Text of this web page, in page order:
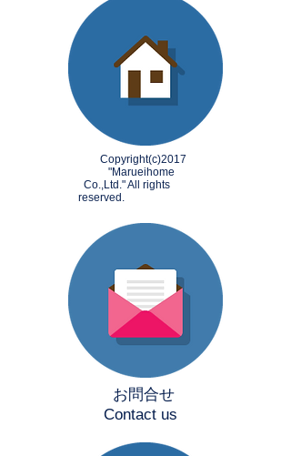
​ Copyright(c)2017
"Marueihome
Co.,Ltd." All rights
reserved.
お問合せ
Contact us